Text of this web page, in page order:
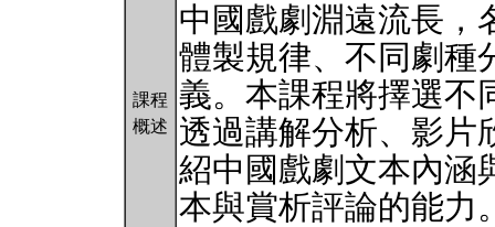
課程
概述
中國戲劇淵遠流長，
體製規律、不同劇種
義。本課程將擇選不
透過講解分析、影片
紹中國戲劇文本內涵
本與賞析評論的能力